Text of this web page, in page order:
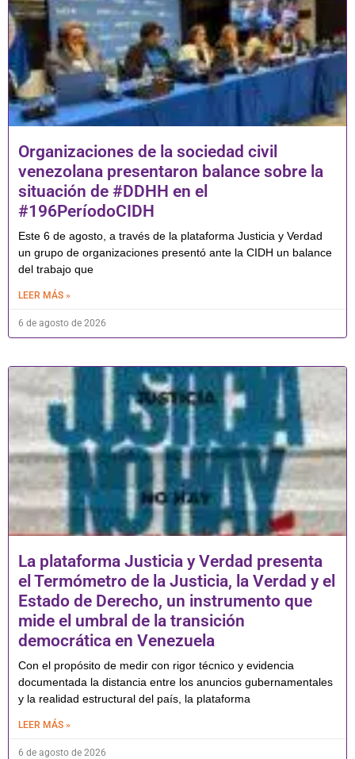
Organizaciones de la sociedad civil
venezolana presentaron balance sobre la
situación de #DDHH en el
#196PeríodoCIDH
Este 6 de agosto, a través de la plataforma Justicia y Verdad
un grupo de organizaciones presentó ante la CIDH un balance
del trabajo que
LEER MÁS »
6 de agosto de 2026
La plataforma Justicia y Verdad presenta
el Termómetro de la Justicia, la Verdad y el
Estado de Derecho, un instrumento que
mide el umbral de la transición
democrática en Venezuela
Con el propósito de medir con rigor técnico y evidencia
documentada la distancia entre los anuncios gubernamentales
y la realidad estructural del país, la plataforma
LEER MÁS »
6 de agosto de 2026